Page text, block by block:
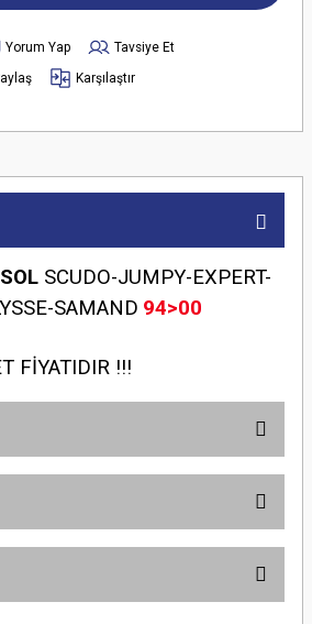
Yorum Yap
Tavsiye Et
Karşılaştır
SCUDO-JUMPY-EXPERT-
SAMAND 94>00
FİYATIDIR !!!